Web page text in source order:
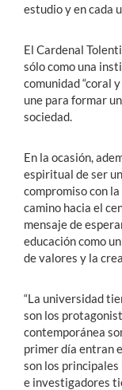
estudio y en cada
El Cardenal
sólo como una
comunidad “coral
une para formar
sociedad.
En la ocasión,
espiritual de ser
compromiso con
camino hacia el
mensaje de
educación como
de valores y la
“La universidad
son los
contemporánea
primer día entran
son los
e investigadores